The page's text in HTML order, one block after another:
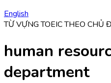
English
TỪ VỰNG TOEIC THEO CHỦ
human
department